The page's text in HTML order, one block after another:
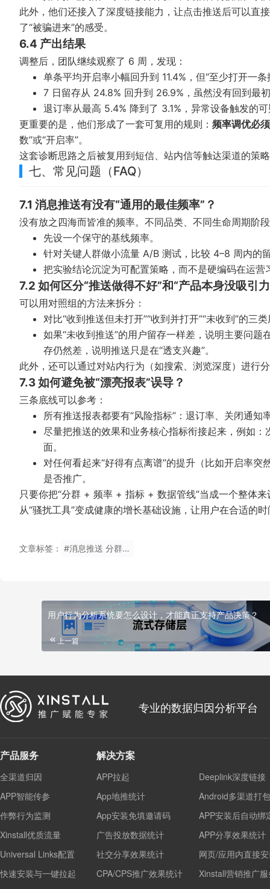
此外，他们还接入了深度链接能力，让点击推送后可以直
了“被骗进来”的感受。
6.4 产出结果
调整后，团队继续观察了 6 周，发现：
单条平均开启率小幅回升到 11.4%，但“至少打开一
7 日留存从 24.8% 回升到 26.9%，虽然没有回到最
退订率从最高 5.4% 降到了 3.1%，异常设备触发的
更重要的是，他们形成了一套可复用的规则： 频率调优必
数”或“开启率”。
这套诊断思路之后被复用到短信、站内信等触达渠道的策
七、常见问题（FAQ）
7.1 消息推送有没有“通用的最佳频率”？
没有放之四海而皆准的频率。不同品类、不同生命周期阶
先设一个保守的基线频率。
针对关键人群做小流量 A/B 测试，比较 4–8 周内的
把实验结论沉淀为可配置策略，而不是硬编码在运营
7.2 如何区分“推送做得不好”和“产品本身没吸引
可以用对照组的方法来拆分：
对比“收到推送但未打开”“收到并打开”“未收到”的三
如果“未收到推送”的用户留存一样差，说明主要问
存仍然差，说明推送只是在“透支兴趣”。
此外，还可以通过对站内行为（如搜索、浏览深度）进行
7.3 如何避免被“漂亮报表”误导？
三条底线可以参考：
所有推送报表都要有“风险指标”：退订率、关闭通
尽量把推送的效果和业务核心指标衔接起来，例如
面。
对任何看起来“好得有点离谱”的提升（比如开启率
是否推广。
只要你把“分群 + 频率 + 指标 + 数据管线”当成一个整体
从“骚扰工具”变成健康的增长基础设施，让用户在合适的
文章标签： #消息推送 分群策略 唤醒用户 推送频率 A/B 测试 开启率 退订率
用户行为分析系统要怎么设计，才能真正支持产品决策？
上一篇
专业的数据归因分析平台
产品服务
全渠道归因
APP智能传参
作弊行为监测
Xinstall优质流量
Universal Links配置
快速安装与一键拉起
解决方案
APP拉起
Deeplink深度链接
App地推统计
Android多渠道打包
App安装免填邀请码
APP安装后自动绑
广告投放数据统计
APP分享效果统计
社交分享效果统计
网页/应用内直接
CPA/CPS推广效果统计
Xinstall营销推广